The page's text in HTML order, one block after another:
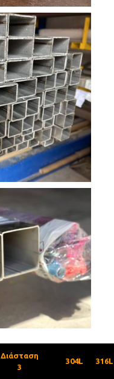
Διάσταση
3
304L 316L